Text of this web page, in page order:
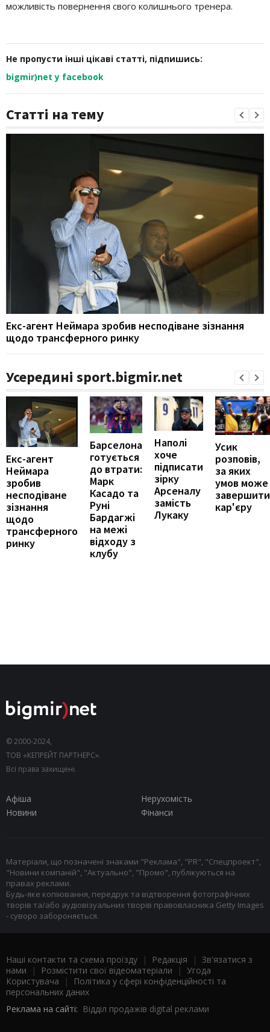
можливість повернення свого колишнього тренера.
Не пропусти інші цікаві статті, підпишись:
bigmir)net у facebook
Статті на тему
Екс-агент Неймара зробив несподіване зізнання
щодо трансферного ринку
Усередині sport.bigmir.net
Екс-агент
Неймара
зробив
несподіване
зізнання
щодо
трансферного
ринку
Барселона
готується
до втрати:
Марк
Касадо та
Руні
Бардагжі
на межі
відходу з
клубу
Наполі
хоче
підписати
зірку
Арсеналу
замість
Лукаку
Усик
розповів,
за яких
умов може
завершити
кар'єру
© 2000-2024,
ТОВ «КЕПРЕЙТ ПАРТНЕРС».
Всі права захищені.
Афіша
Нерухомість
Новини
Фінанси
Матеріали, що позначені знаками "Реклама", "PR", "Спецпроект",
"Новини компаній", "Актуально", "Промо", публікуються на
правах реклами.
Будь-яке копіювання, передрук та відтворення фотографічних
творів та/або аудіовізуальних творів правовласника Getty Images
- суворо забороняється.
Наші контакти та схема проїзду | Редакція | Зв'язатися з
нами | Розмістити свої відеоматеріали | Угода
Користувача |
Політика у сфері конфіденційності та
персональних даних
Реклама на сайті: Відділ продажів digital реклами